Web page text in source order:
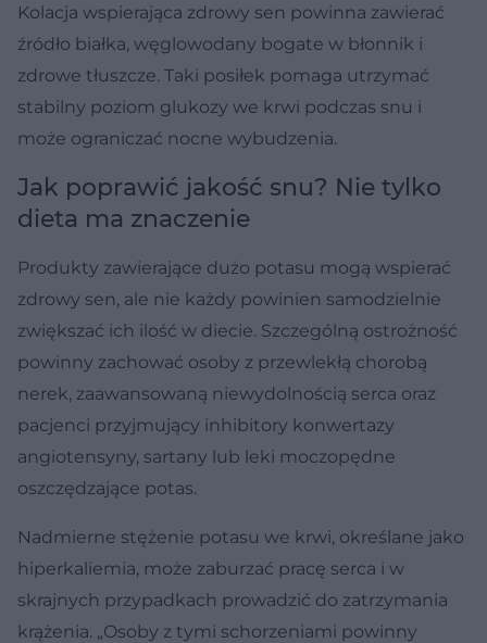
Kolacja wspierająca zdrowy sen powinna zawierać
źródło białka, węglowodany bogate w błonnik i
zdrowe tłuszcze. Taki posiłek pomaga utrzymać
stabilny poziom glukozy we krwi podczas snu i
może ograniczać nocne wybudzenia.
Jak poprawić jakość snu? Nie tylko
dieta ma znaczenie
Produkty zawierające dużo potasu mogą wspierać
zdrowy sen, ale nie każdy powinien samodzielnie
zwiększać ich ilość w diecie. Szczególną ostrożność
powinny zachować osoby z przewlekłą chorobą
nerek, zaawansowaną niewydolnością serca oraz
pacjenci przyjmujący inhibitory konwertazy
angiotensyny, sartany lub leki moczopędne
oszczędzające potas.
Nadmierne stężenie potasu we krwi, określane jako
hiperkaliemia, może zaburzać pracę serca i w
skrajnych przypadkach prowadzić do zatrzymania
krążenia. „Osoby z tymi schorzeniami powinny